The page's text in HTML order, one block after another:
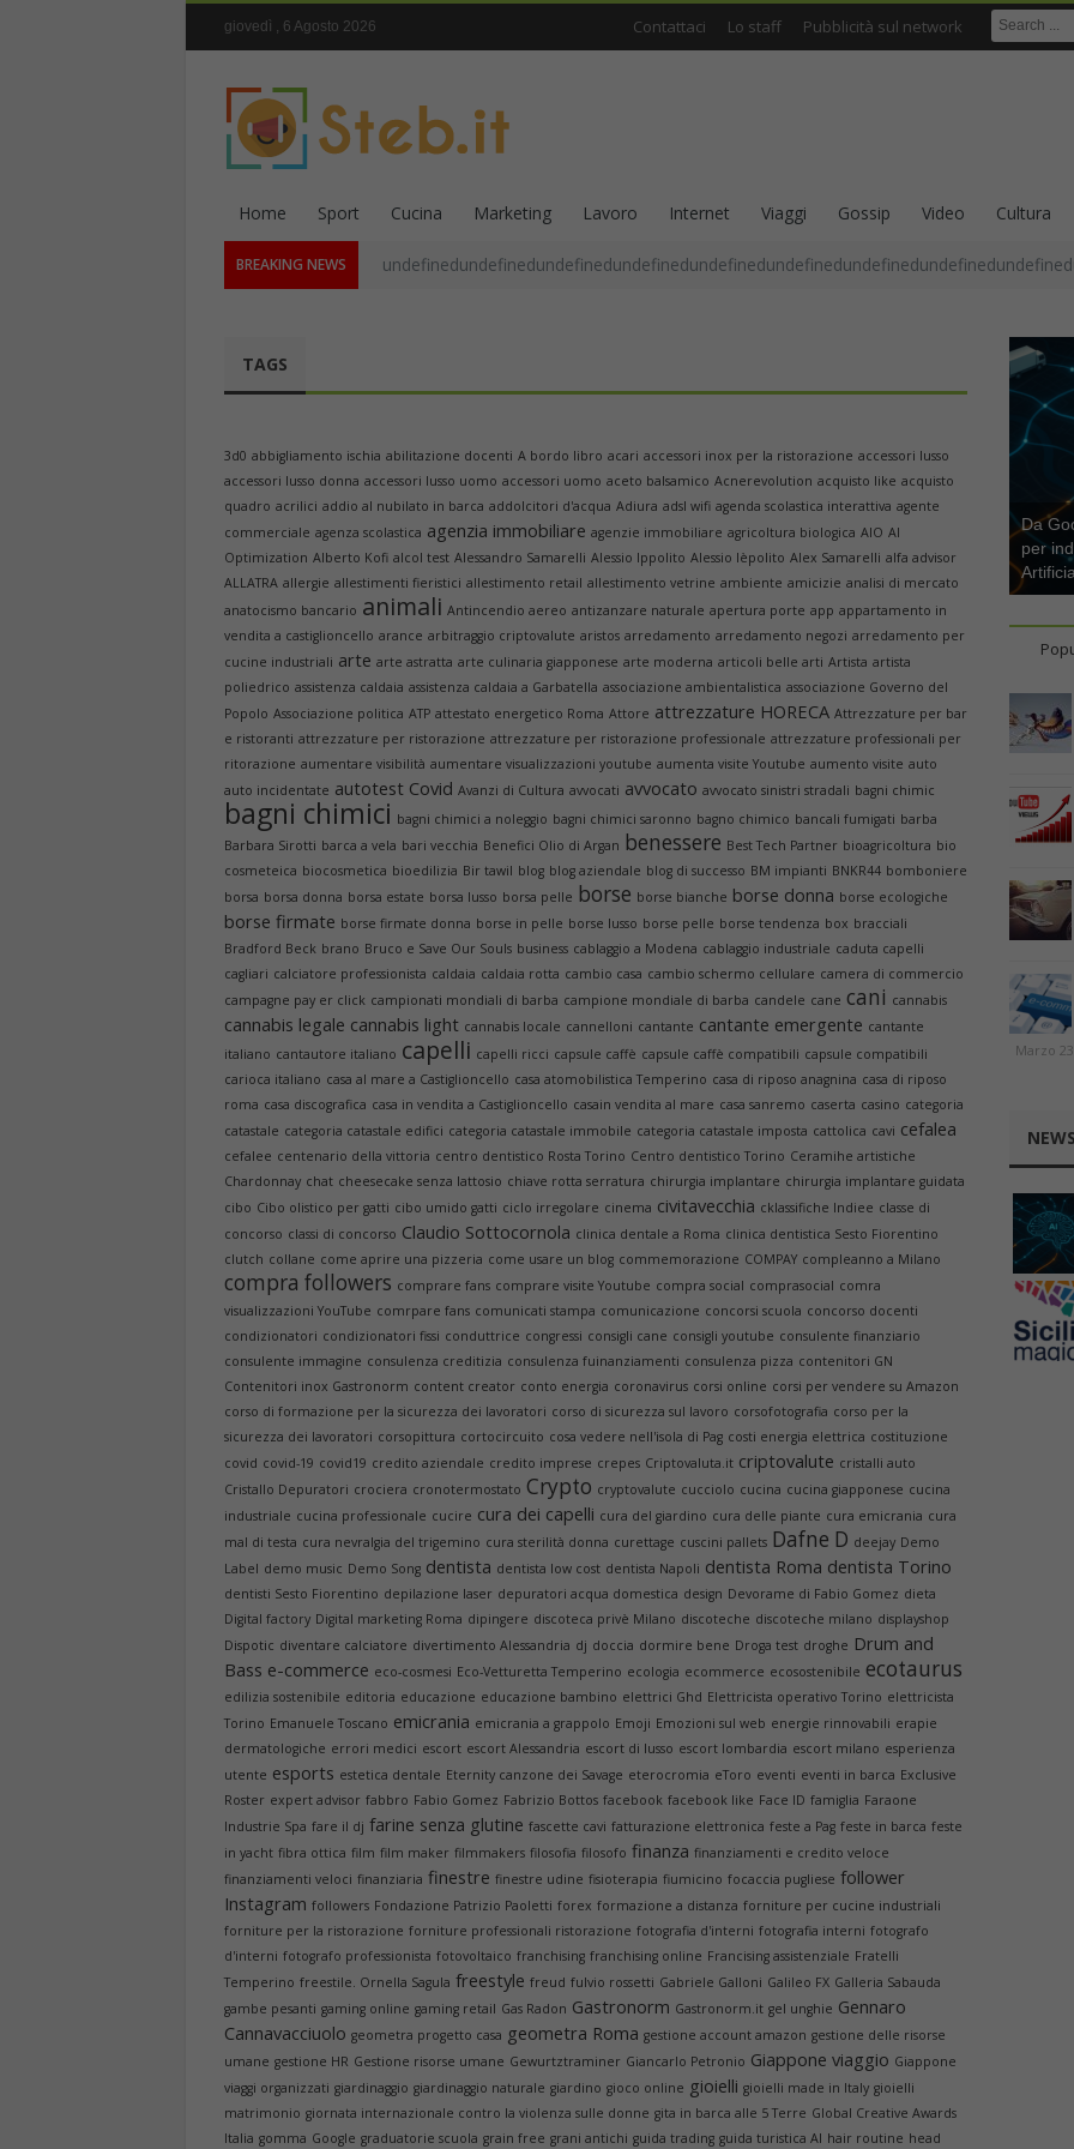
giovedì , 6 Agosto 2026 Contattaci Lo staff Pubblicità sul network
Home Sport Cucina Marketing Lavoro Internet Viaggi Gossip Video Cultura
BREAKING NEWS
TAGS
3d0 abbigliamento ischia abilitazione docenti A bordo libro acari accessori inox per la ristorazione accessori lusso
accessori lusso donna accessori lusso uomo accessori uomo aceto balsamico Acnerevolution acquisto like acquisto
quadro acrilici addio al nubilato in barca addolcitori d'acqua Adiura adsl wifi agenda scolastica interattiva agente
commerciale agenza scolastica agenzia immobiliare agenzie immobiliare agricoltura biologica AIO AI
Optimization Alberto Kofi alcol test Alessandro Samarelli Alessio Ippolito Alessio Ièpolito Alex Samarelli alfa advisor
ALLATRA allergie allestimenti fieristici allestimento retail allestimento vetrine ambiente amicizie analisi di mercato
anatocismo bancario animali Antincendio aereo antizanzare naturale apertura porte app appartamento in
vendita a castiglioncello arance arbitraggio criptovalute aristos arredamento arredamento negozi arredamento per
cucine industriali arte arte astratta arte culinaria giapponese arte moderna articoli belle arti Artista artista
poliedrico assistenza caldaia assistenza caldaia a Garbatella associazione ambientalistica associazione Governo del
Popolo Associazione politica ATP attestato energetico Roma Attore attrezzature HORECA Attrezzature per bar
e ristoranti attrezzature per ristorazione attrezzature per ristorazione professionale attrezzature professionali per
ritorazione aumentare visibilità aumentare visualizzazioni youtube aumenta visite Youtube aumento visite auto
auto incidentate autotest Covid Avanzi di Cultura avvocati avvocato avvocato sinistri stradali bagni chimic
bagni chimici bagni chimici a noleggio bagni chimici saronno bagno chimico bancali fumigati barba
Barbara Sirotti barca a vela bari vecchia Benefici Olio di Argan benessere Best Tech Partner bioagricoltura bio
cosmeteica biocosmetica bioedilizia Bir tawil blog blog aziendale blog di successo BM impianti BNKR44 bomboniere
borsa borsa donna borsa estate borsa lusso borsa pelle borse borse bianche borse donna borse ecologiche
borse firmate borse firmate donna borse in pelle borse lusso borse pelle borse tendenza box bracciali
Bradford Beck brano Bruco e Save Our Souls business cablaggio a Modena cablaggio industriale caduta capelli
cagliari calciatore professionista caldaia caldaia rotta cambio casa cambio schermo cellulare camera di commercio
campagne pay er click campionati mondiali di barba campione mondiale di barba candele cane cani cannabis
cannabis legale cannabis light cannabis locale cannelloni cantante cantante emergente cantante
italiano cantautore italiano capelli capelli ricci capsule caffè capsule caffè compatibili capsule compatibili
carioca italiano casa al mare a Castiglioncello casa atomobilistica Temperino casa di riposo anagnina casa di riposo
roma casa discografica casa in vendita a Castiglioncello casain vendita al mare casa sanremo caserta casino categoria
catastale categoria catastale edifici categoria catastale immobile categoria catastale imposta cattolica cavi cefalea
cefalee centenario della vittoria centro dentistico Rosta Torino Centro dentistico Torino Ceramihe artistiche
Chardonnay chat cheesecake senza lattosio chiave rotta serratura chirurgia implantare chirurgia implantare guidata
cibo Cibo olistico per gatti cibo umido gatti ciclo irregolare cinema civitavecchia cklassifiche Indiee classe di
concorso classi di concorso Claudio Sottocornola clinica dentale a Roma clinica dentistica Sesto Fiorentino
clutch collane come aprire una pizzeria come usare un blog commemorazione COMPAY compleanno a Milano
compra followers comprare fans comprare visite Youtube compra social comprasocial comra
visualizzazioni YouTube comrpare fans comunicati stampa comunicazione concorsi scuola concorso docenti
condizionatori condizionatori fissi conduttrice congressi consigli cane consigli youtube consulente finanziario
consulente immagine consulenza creditizia consulenza fuinanziamenti consulenza pizza contenitori GN
Contenitori inox Gastronorm content creator conto energia coronavirus corsi online corsi per vendere su Amazon
corso di formazione per la sicurezza dei lavoratori corso di sicurezza sul lavoro corsofotografia corso per la
sicurezza dei lavoratori corsopittura cortocircuito cosa vedere nell'isola di Pag costi energia elettrica costituzione
covid covid-19 covid19 credito aziendale credito imprese crepes Criptovaluta.it criptovalute cristalli auto
Cristallo Depuratori crociera cronotermostato Crypto cryptovalute cucciolo cucina cucina giapponese cucina
industriale cucina professionale cucire cura dei capelli cura del giardino cura delle piante cura emicrania cura
mal di testa cura nevralgia del trigemino cura sterilità donna curettage cuscini pallets Dafne D deejay Demo
Label demo music Demo Song dentista dentista low cost dentista Napoli dentista Roma dentista Torino
dentisti Sesto Fiorentino depilazione laser depuratori acqua domestica design Devorame di Fabio Gomez dieta
Digital factory Digital marketing Roma dipingere discoteca privè Milano discoteche discoteche milano displayshop
Dispotic diventare calciatore divertimento Alessandria dj doccia dormire bene Droga test droghe Drum and
Bass e-commerce eco-cosmesi Eco-Vetturetta Temperino ecologia ecommerce ecosostenibile ecotaurus
edilizia sostenibile editoria educazione educazione bambino elettrici Ghd Elettricista operativo Torino elettricista
Torino Emanuele Toscano emicrania emicrania a grappolo Emoji Emozioni sul web energie rinnovabili erapie
dermatologiche errori medici escort escort Alessandria escort di lusso escort lombardia escort milano esperienza
utente esports estetica dentale Eternity canzone dei Savage eterocromia eToro eventi eventi in barca Exclusive
Roster expert advisor fabbro Fabio Gomez Fabrizio Bottos facebook facebook like Face ID famiglia Faraone
Industrie Spa fare il dj farine senza glutine fascette cavi fatturazione elettronica feste a Pag feste in barca feste
in yacht fibra ottica film film maker filmmakers filosofia filosofo finanza finanziamenti e credito veloce
finanziamenti veloci finanziaria finestre finestre udine fisioterapia fiumicino focaccia pugliese follower
Instagram followers Fondazione Patrizio Paoletti forex formazione a distanza forniture per cucine industriali
forniture per la ristorazione forniture professionali ristorazione fotografia d'interni fotografia interni fotografo
d'interni fotografo professionista fotovoltaico franchising franchising online Francising assistenziale Fratelli
Temperino freestile. Ornella Sagula freestyle freud fulvio rossetti Gabriele Galloni Galileo FX Galleria Sabauda
gambe pesanti gaming online gaming retail Gas Radon Gastronorm Gastronorm.it gel unghie Gennaro
Cannavacciuolo geometra progetto casa geometra Roma gestione account amazon gestione delle risorse
umane gestione HR Gestione risorse umane Gewurtztraminer Giancarlo Petronio Giappone viaggio Giappone
viaggi organizzati giardinaggio giardinaggio naturale giardino gioco online gioielli gioielli made in Italy gioielli
matrimonio giornata internazionale contro la violenza sulle donne gita in barca alle 5 Terre Global Creative Awards
Italia gomma Google graduatorie scuola grain free grani antichi guida trading guida turistica AI hair routine head
Da
per
Marzo